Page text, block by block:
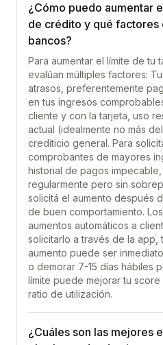
¿Cómo puedo aumentar
de crédito y qué factores
bancos?
Para aumentar el límite de tu
evalúan múltiples factores:
atrasos, preferentemente
en tus ingresos
cliente y con la tarjeta, uso
actual (idealmente no más
crediticio general. Para
comprobantes de mayores
historial de pagos impecable,
regularmente pero sin
solicitá el aumento después
de buen comportamiento.
aumentos automáticos a
solicitarlo a través de la app,
aumento puede ser
o demorar 7-15 días hábiles
límite puede mejorar tu
ratio de utilización.
¿Cuáles son las mejores